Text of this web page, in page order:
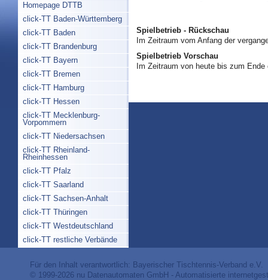
Homepage DTTB
click-TT Baden-Württemberg
click-TT Baden
click-TT Brandenburg
click-TT Bayern
click-TT Bremen
click-TT Hamburg
click-TT Hessen
click-TT Mecklenburg-
Vorpommern
click-TT Niedersachsen
click-TT Rheinland-
Rheinhessen
click-TT Pfalz
click-TT Saarland
click-TT Sachsen-Anhalt
click-TT Thüringen
click-TT Westdeutschland
click-TT restliche Verbände
Spielbetrieb - Rückschau
Im Zeitraum vom Anfang der
Spielbetrieb Vorschau
Im Zeitraum von heute bis zum
Für den Inhalt verantwortlich: Bayerischer Tischtennis-Verband e.V.
© 1999-2026 nu Datenautomaten GmbH - Automatisierte